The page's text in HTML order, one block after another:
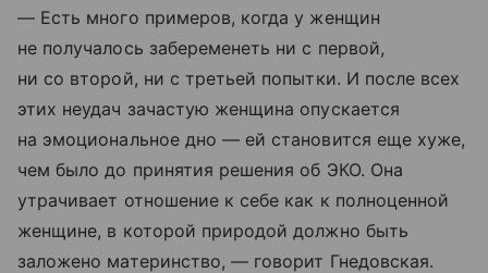
— Есть много примеров, когда у женщин
не получалось забеременеть ни с первой,
ни со второй, ни с третьей попытки. И после всех
этих неудач зачастую женщина опускается
на эмоциональное дно — ей становится еще хуже,
чем было до принятия решения об ЭКО. Она
утрачивает отношение к себе как к полноценной
женщине, в которой природой должно быть
заложено материнство, — говорит Гнедовская.